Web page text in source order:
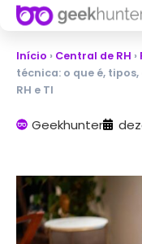
Início › Central de RH ›
técnica: o que é,
RH e TI
Geekhunter